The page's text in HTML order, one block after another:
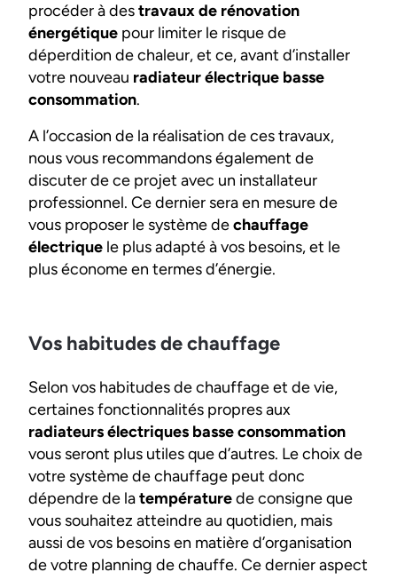
procéder à destravaux de rénovation
énergétique pour limiter le risque de
déperdition de chaleur, et ce, avant d’installer
votre nouveau radiateur électrique basse
consommation.
A l’occasion de la réalisation de ces travaux,
nous vous recommandons également de
discuter de ce projet avec un installateur
professionnel. Ce dernier sera en mesure de
vous proposer le système dechauffage
électrique le plus adapté à vos besoins, et le
plus économe en termes d’énergie.
Vos habitudes de chauffage
Selon vos habitudes de chauffage et de vie,
certaines fonctionnalités propres aux
radiateurs électriques basse consommation
vous seront plus utiles que d’autres. Le choix de
votre système de chauffage peut donc
dépendre de latempératurede consigne que
vous souhaitez atteindre au quotidien, mais
aussi de vos besoins en matière d’organisation
de votre planning de chauffe. Ce dernier aspect